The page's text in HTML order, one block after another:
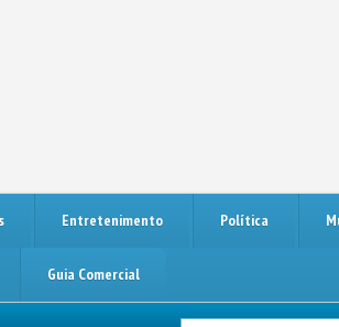
Entretenimento Política
Guia Comercial